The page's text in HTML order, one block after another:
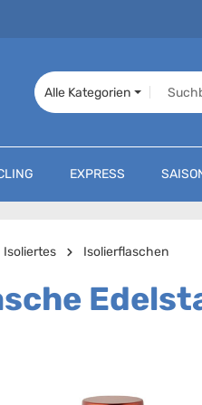
Alle Kategorien
EXPRESS
Isoliertes Isolierflaschen